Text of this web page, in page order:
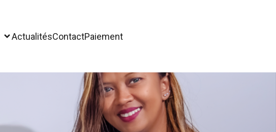
ActualitésContactPaiement